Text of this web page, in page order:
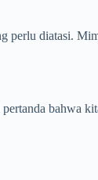
perlu diatasi.
bahwa